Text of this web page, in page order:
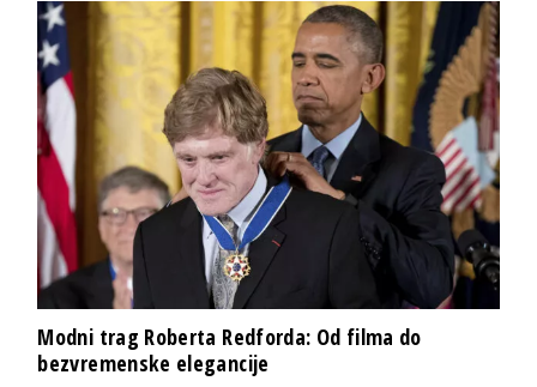
Modni trag Roberta Redforda: Od filma do
bezvremenske elegancije